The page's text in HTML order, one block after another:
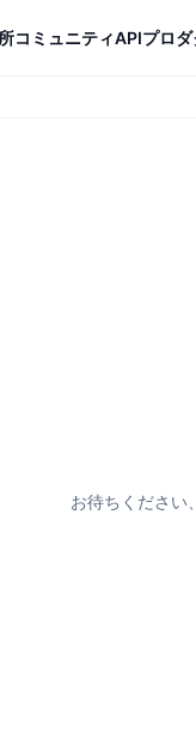
コミュニティAPIプロダ
お待ちください